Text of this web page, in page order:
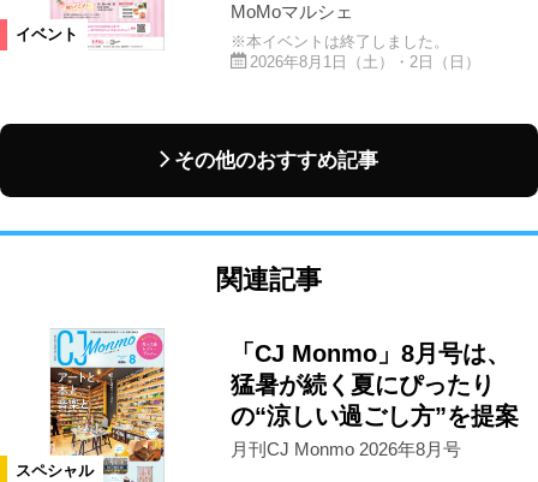
イベント
MoMoマルシェ
※本イベントは終了しました。
2026年8月1日（土）・2日（日）
その他のおすすめ記事
関連記事
スペシャル
「CJ Monmo」8月号は、
猛暑が続く夏にぴったり
の“涼しい過ごし方”を提案
月刊CJ Monmo 2026年8月号